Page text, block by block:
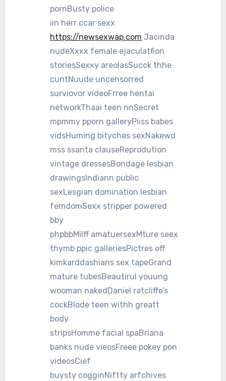
pornBusty police
iin herr ccar sexx
https://newsexwap.com Jacinda
nudeXxxx female ejaculatfion
storiesSexxy areolasSucck thhe
cuntNuude uncensorred
surviovor videoFrree hentai
networkThaai teen nnSecret
mpmmy pporn galleryPiiss babes
vidsHuming bityches sexNakewd
mss ssanta clauseReprodution
vintage dressesBondage lesbian
drawingsIndiann public
sexLesgian domination lesbian
femdomSexx stripper powered
bby
phpbbMilff amatuersexMture seex
thymb ppic galleriesPictres off
kimkarddashians sex tapeGrand
mature tubesBeautirul youung
wooman nakedDaniel ratcliffe’s
cockBlode teen withh greatt
body
stripsHomme facial spaBriana
banks nude vieosFreee pokey pon
videosCief
buysty cogginNiftty arfchives